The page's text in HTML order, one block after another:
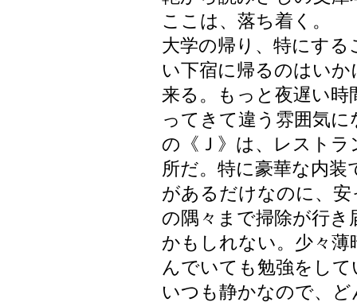
ここは、落ち着く。
大学の帰り、特にす
い下宿に帰るのはい
来る。もっと夜遅い
ってきて違う雰囲気
の《Ｊ》は、レスト
所だ。特に豪華な内
があるだけなのに、
の隅々まで掃除が行
かもしれない。少々
んでいても勉強をし
いつも静かなので、